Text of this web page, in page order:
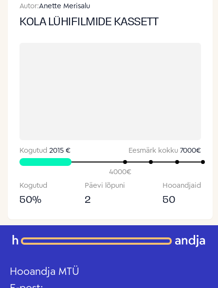
Autor:Anette Merisalu
KOLA LÜHIFILMIDE KASSETT
Kogutud 2015 € Eesmärk kokku 7000€
4000€
Kogutud
50%
Päevi lõpuni
2
Hooandjaid
50
Hooandja MTÜ